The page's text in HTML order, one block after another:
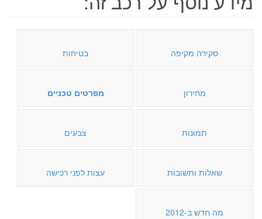
סקירה מקיפה בטיחות
מחירון מפרטים טכניים
תמונות צבעים
שאלות ותשובות עצות לפני רכישה
מה חדש ב-2012